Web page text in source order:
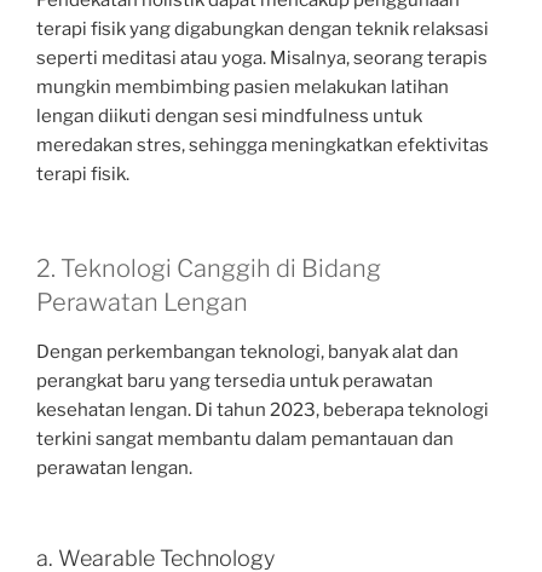
terapi fisik yang digabungkan dengan teknik relaksasi
seperti meditasi atau yoga. Misalnya, seorang terapis
mungkin membimbing pasien melakukan latihan
lengan diikuti dengan sesi mindfulness untuk
meredakan stres, sehingga meningkatkan efektivitas
terapi fisik.
2. Teknologi Canggih di Bidang
Perawatan Lengan
Dengan perkembangan teknologi, banyak alat dan
perangkat baru yang tersedia untuk perawatan
kesehatan lengan. Di tahun 2023, beberapa teknologi
terkini sangat membantu dalam pemantauan dan
perawatan lengan.
a. Wearable Technology